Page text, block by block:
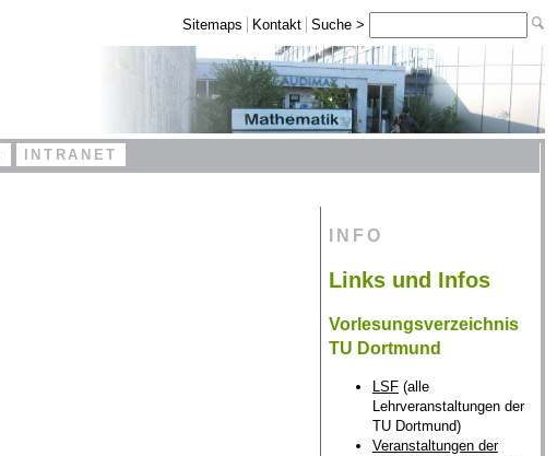
Sitemaps Kontakt Suche >
INTRANET
INFO
Links und Infos
Vorlesungsverzeichnis
TU Dortmund
LSF(alle
Lehrveranstaltungen der
TU Dortmund)
Veranstaltungen der